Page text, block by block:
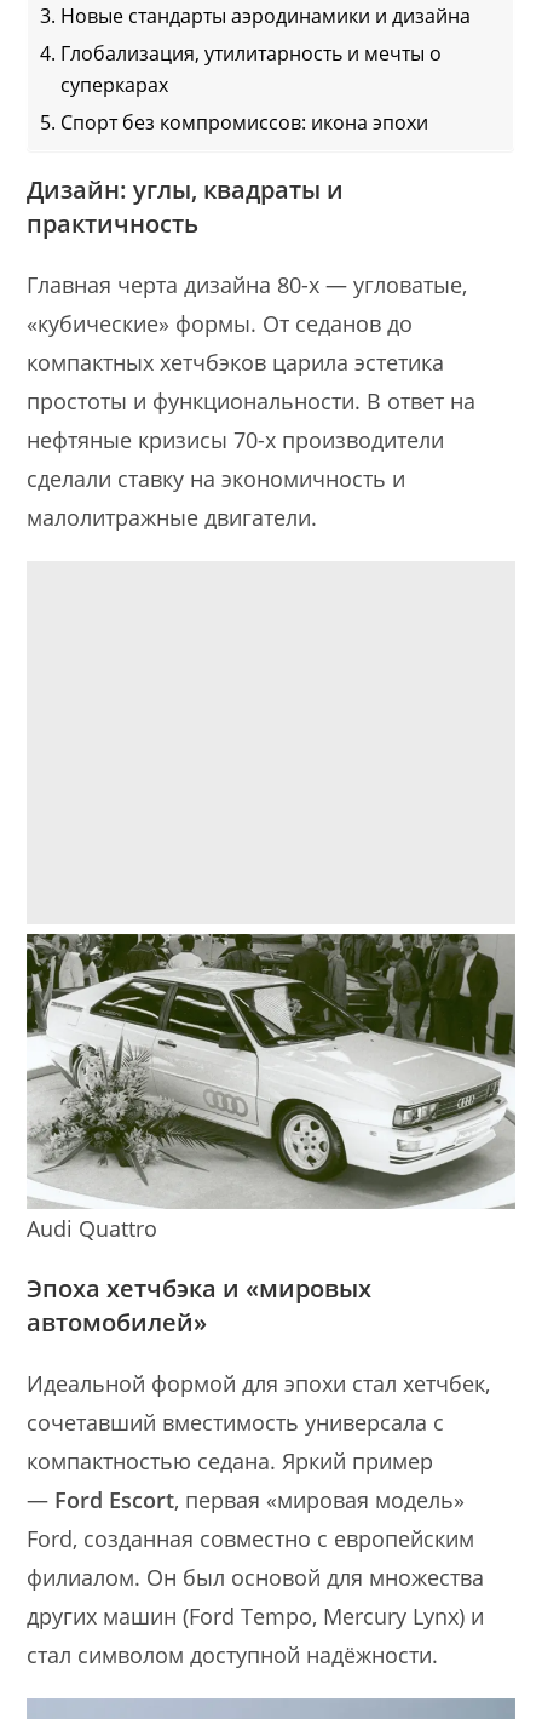
Новые стандарты аэродинамики и дизайна
Глобализация, утилитарность и мечты о
суперкарах
Спорт без компромиссов: икона эпохи
Дизайн: углы, квадраты и
практичность
Главная черта дизайна 80-х — угловатые,
«кубические» формы. От седанов до
компактных хетчбэков царила эстетика
простоты и функциональности. В ответ на
нефтяные кризисы 70-х производители
сделали ставку на экономичность и
малолитражные двигатели.
Audi Quattro
Эпоха хетчбэка и «мировых
автомобилей»
Идеальной формой для эпохи стал хетчбек,
сочетавший вместимость универсала с
компактностью седана. Яркий пример
— Ford Escort, первая «мировая модель»
Ford, созданная совместно с европейским
филиалом. Он был основой для множества
других машин (Ford Tempo, Mercury Lynx) и
стал символом доступной надёжности.